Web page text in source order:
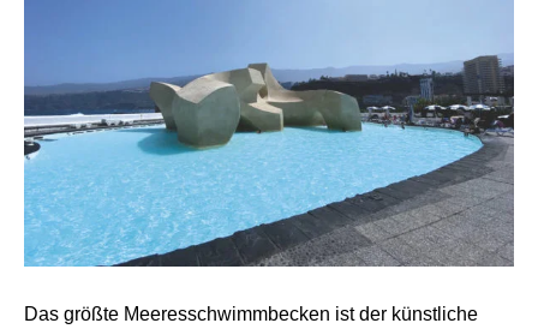
Das größte Meeresschwimmbecken ist der künstliche